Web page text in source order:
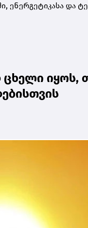
ენერგეტიკასა და
იყოს,